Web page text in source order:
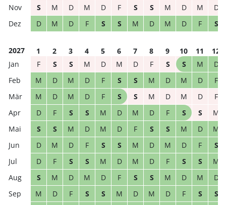
S
M D M D F S S M D M
D
D
M D F S S M D M D F S
2027 1 2 3 4 5 6 7 8 9 10 11
12
F
S S M D M D F S S M
D
M
D M D F S S M D M D
F
M
D M D F S S M D M D
F
D
F S S M D M D F S S
M
S
S M D M D F S S M D
M
D
M D F S S M D M D F
S
D
F S S M D M D F S S
M
S
M D M D F S S M D M
D
M
D F S S M D M D F S S